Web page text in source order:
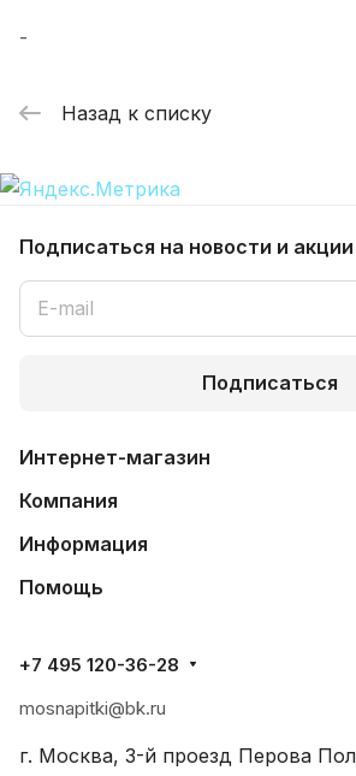
-
Назад к списку
Подписаться на новости и акции
Подписаться
Интернет-магазин
Компания
Информация
Помощь
+7 495 120-36-28
mosnapitki@bk.ru
г. Москва, 3-й проезд Перова